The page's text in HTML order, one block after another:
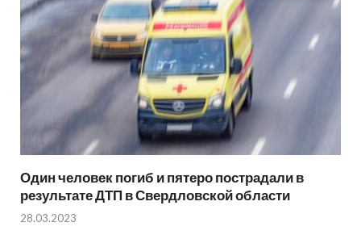
Один человек погиб и пятеро пострадали в
результате ДТП в Свердловской области
28.03.2023